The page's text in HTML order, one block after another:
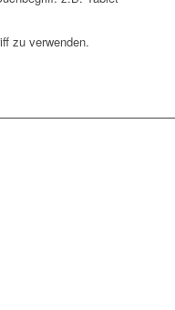
zu verwenden.